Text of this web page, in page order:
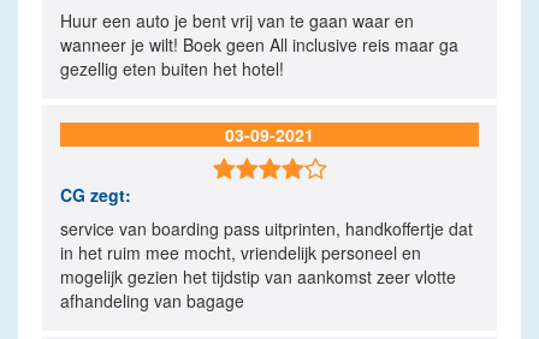
Huur een auto je bent vrij van te gaan waar en
wanneer je wilt! Boek geen All inclusive reis maar ga
gezellig eten buiten het hotel!
03-09-2021

CG zegt:
service van boarding pass uitprinten, handkoffertje dat
in het ruim mee mocht, vriendelijk personeel en
mogelijk gezien het tijdstip van aankomst zeer vlotte
afhandeling van bagage